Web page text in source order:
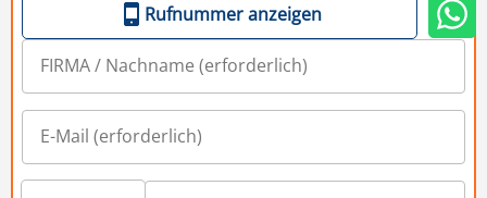
Rufnummer anzeigen